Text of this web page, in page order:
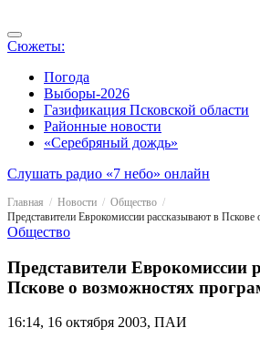
Сюжеты:
Погода
Выборы-2026
Газификация Псковской области
Районные новости
«Серебряный дождь»
Слушать радио «7 небо» онлайн
Главная Новости
Общество
Общество
Представители Еврокомиссии
Пскове о возможностях
16:14, 16 октября 2003, ПАИ